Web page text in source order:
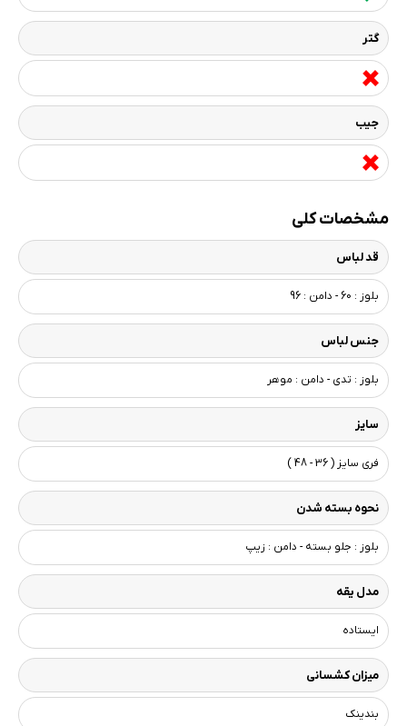
گتر
جیب
مشخصات کلی
قد لباس
بلوز : 60 - دامن : 96
جنس لباس
بلوز : تدی - دامن : موهر
سایز
فری سایز ( 36 - 48 )
نحوه بسته شدن
بلوز : جلو بسته - دامن : زیپ
مدل یقه
ایستاده
میزان کشسانی
بندینک